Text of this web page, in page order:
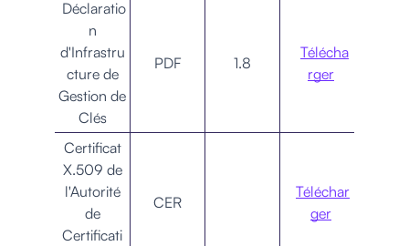
Déclaratio
n
d'Infrastru
cture de
Gestion de
Clés
PDF 1.8
Télécha
rger
Certificat
X.509 de
l'Autorité
de
Certificati
CER
Téléchar
ger